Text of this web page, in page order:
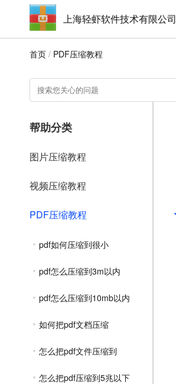
上海轻虾软件技术有限公司
首页 / PDF压缩教程
帮助分类
图片压缩教程
视频压缩教程
PDF压缩教程
pdf如何压缩到很小
pdf怎么压缩到3m以内
pdf怎么压缩到10mb以内
如何把pdf文档压缩
怎么把pdf文件压缩到
怎么把pdf压缩到5兆以下